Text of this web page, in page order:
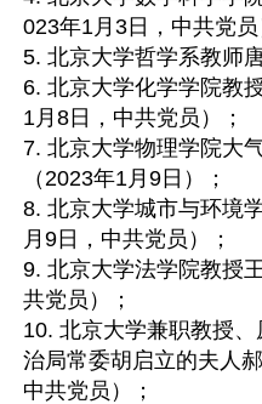
023年1月3日，中共党员
5. 北京大学哲学系教师
6. 北京大学化学学院教
1月8日，中共党员）；
7. 北京大学物理学院大
（2023年1月9日）；
8. 北京大学城市与环境
月9日，中共党员）；
9. 北京大学法学院教授
共党员）；
10. 北京大学兼职教授
治局常委胡启立的夫人
中共党员）；